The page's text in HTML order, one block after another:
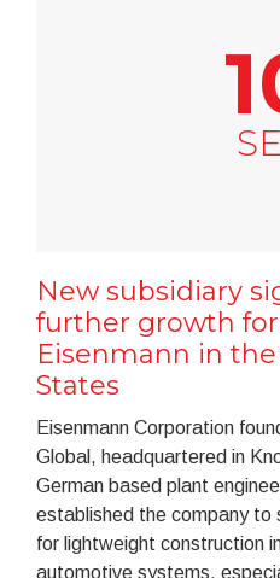
New subsidiary
further growth for
Eisenmann in
States
Eisenmann Corporation
Global, headquartered in
German based plant
established the company to
for lightweight construction
automotive systems,